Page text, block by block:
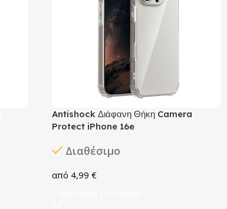
Antishock Διάφανη Θήκη Camera
Protect iPhone 16e
Διαθέσιμο
4,99 €